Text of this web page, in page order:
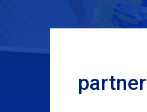
partner